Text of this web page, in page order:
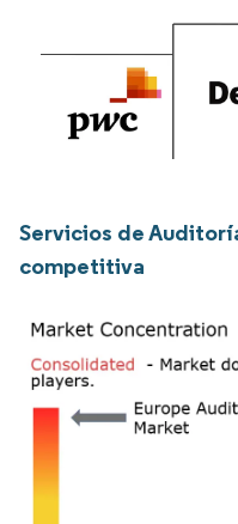
Servicios de
competitiva